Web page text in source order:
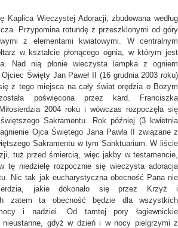
Kaplica Wieczystej Adoracji, zbudowana według
Przypomina rotundę z przeszklonymi od góry
z elementami kwiatowymi. W centralnym
w kształcie płonącego ognia, w którym jest
Nad nią płonie wieczysta lampka z ogniem
Ojciec Święty Jan Paweł II (16 grudnia 2003 roku)
z tego miejsca na cały świat orędzia o Bożym
poświęcona przez kard. Franciszka
2004 roku i wówczas rozpoczęła się
Sakramentu. Rok później (3 kwietnia
Ojca Świętego Jana Pawła II związane z
Sakramentu w tym Sanktuarium. W liście
tuż przed śmiercią, więc jakby w testamencie,
tę niedzielę rozpocznie się wieczysta adoracja
Nic tak jak eucharystyczna obecność Pana nie
jakie dokonało się przez Krzyż i
zatem ta obecność będzie dla wszystkich
i nadziei. Od tamtej pory łagiewnickie
nieustanne, gdyż w dzień i w nocy pielgrzymi z